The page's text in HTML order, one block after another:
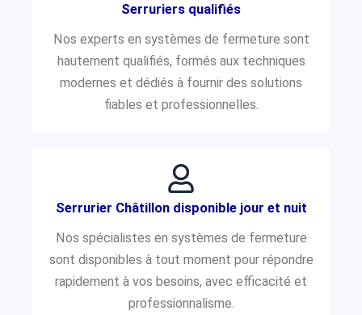
Serruriers qualifiés
Nos experts en systèmes de fermeture sont
hautement qualifiés, formés aux techniques
modernes et dédiés à fournir des solutions
fiables et professionnelles.
Serrurier Châtillon disponible jour et nuit
Nos spécialistes en systèmes de fermeture
sont disponibles à tout moment pour répondre
rapidement à vos besoins, avec efficacité et
professionnalisme.